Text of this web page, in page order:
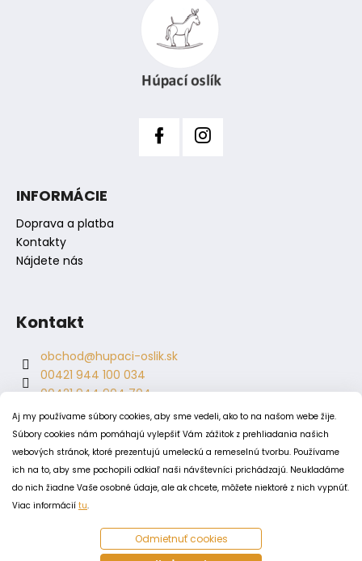
Aj my používame súbory cookies, aby sme vedeli, ako to na našom webe žije.
Súbory cookies nám pomáhajú vylepšiť Vám zážitok z prehliadania našich
webových stránok, ktoré prezentujú umeleckú a remeselnú tvorbu. Používame
ich na to, aby sme pochopili odkiaľ naši návštevníci prichádzajú. Neukladáme
do nich žiadne Vaše osobné údaje, ale ak chcete, môžete niektoré z nich vypnúť.
Viac informácií tu.
Odmietnuť cookies
INFORMÁCIE
Doprava a platba
Kontakty
Nájdete nás
Kontakt
obchod@hupaci-oslik.sk
00421 944 100 034
00421 944 904 704
hupaci.oslik
dagmar.juricova
PODMIENKY
Obchodné podmienky
Odstúpenie od zmluvy
Zásady spracovania a ochrany osobných údajov